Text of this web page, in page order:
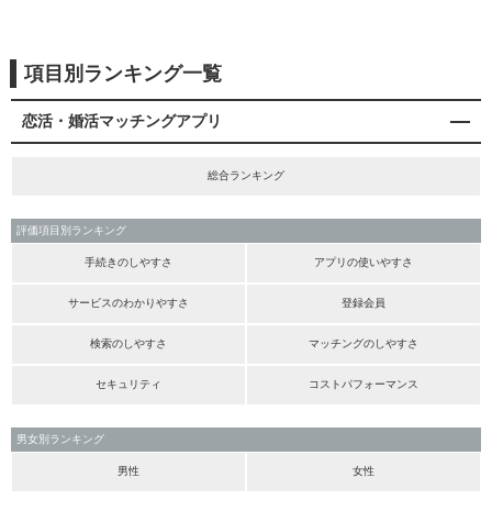
項目別ランキング一覧
恋活・婚活マッチングアプリ
総合ランキング
評価項目別ランキング
手続きのしやすさ アプリの使いやすさ
サービスのわかりやすさ 登録会員
検索のしやすさ マッチングのしやすさ
セキュリティ コストパフォーマンス
男女別ランキング
男性 女性